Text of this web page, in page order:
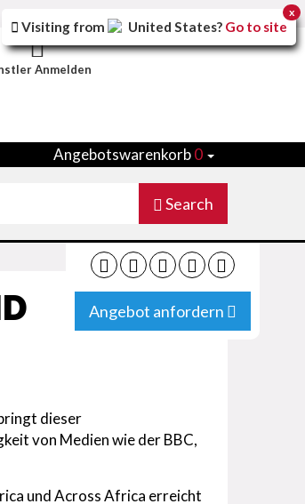
Anmelden
Angebotswarenkorb0
Search
Angebot anfordern
dieser
von Medien wie der BBC,
und Across Africa erreicht
Visiting from United States? Go to site
x